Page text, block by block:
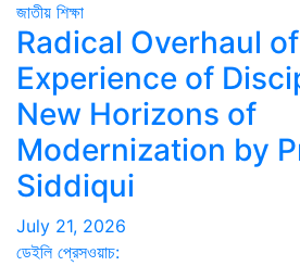
জাতীয় শিক্ষা
Radical Overhaul
Experience of
New Horizons of
Modernization by
Siddiqui
July 21, 2026
ডেইলি প্রেসওয়াচ: